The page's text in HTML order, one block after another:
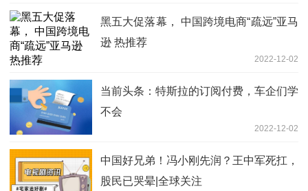
黑五大促落幕， 中国跨境电商“疏远”亚马
逊 热推荐
2022-12-02
当前头条：特斯拉的订阅付费，车企们学
不会
2022-12-02
中国好兄弟！冯小刚先润？王中军死扛，
股民已哭晕|全球关注